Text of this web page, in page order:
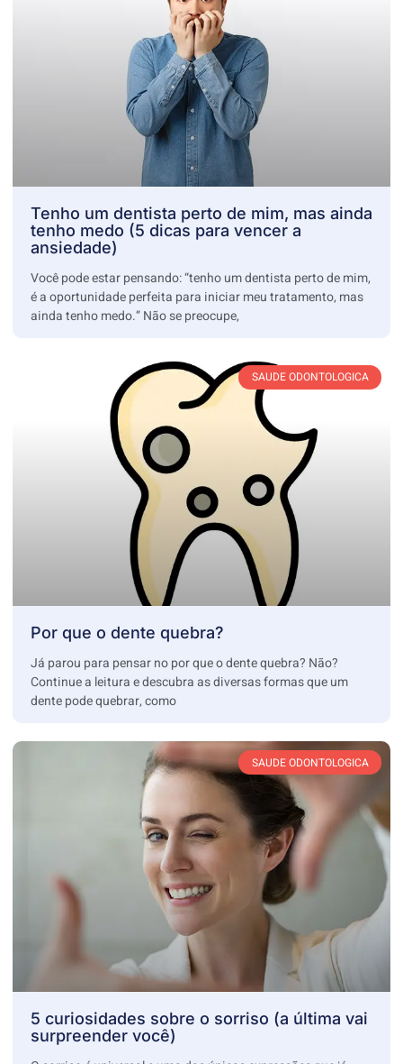
Tenho um dentista perto de mim, mas ainda
tenho medo (5 dicas para vencer a
ansiedade)
Você pode estar pensando: “tenho um dentista perto de mim,
é a oportunidade perfeita para iniciar meu tratamento, mas
ainda tenho medo.” Não se preocupe,
SAUDE ODONTOLOGICA
Por que o dente quebra?
Já parou para pensar no por que o dente quebra? Não?
Continue a leitura e descubra as diversas formas que um
dente pode quebrar, como
SAUDE ODONTOLOGICA
5 curiosidades sobre o sorriso (a última vai
surpreender você)